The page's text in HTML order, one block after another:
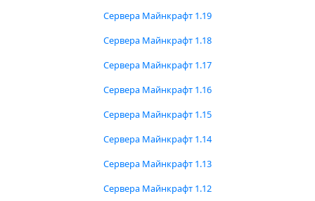
Сервера Майнкрафт 1.19
Сервера Майнкрафт 1.18
Сервера Майнкрафт 1.17
Сервера Майнкрафт 1.16
Сервера Майнкрафт 1.15
Сервера Майнкрафт 1.14
Сервера Майнкрафт 1.13
Сервера Майнкрафт 1.12